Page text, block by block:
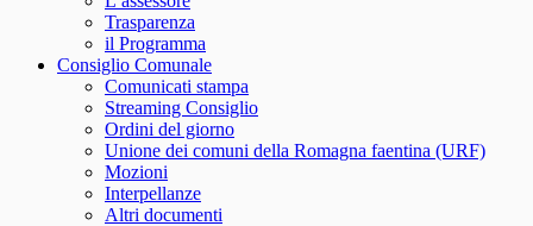
Trasparenza
il Programma
Consiglio Comunale
Comunicati stampa
Streaming Consiglio
Ordini del giorno
Unione dei comuni della Romagna faentina (URF)
Mozioni
Interpellanze
Altri documenti